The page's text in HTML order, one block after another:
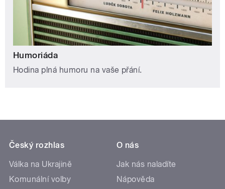
Humoriáda
Hodina plná humoru na vaše přání.
Český rozhlas
Válka na Ukrajině
Komunální volby
O nás
Jak nás naladíte
Nápověda